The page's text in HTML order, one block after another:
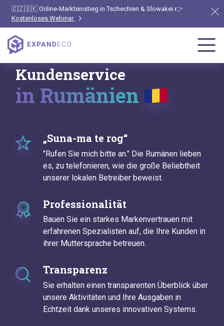
🇨🇿🇸🇰 Online-Markteinstieg in Tschechien & Slowakei 👉
Kostenloses Webinar
Kundenservice
in Rumänien
„Suna-ma te rog“
"Rufen Sie mich bitte an." Die Rumänen lieben
es, zu telefonieren, wie die große Beliebtheit
unserer lokalen Betreiber beweist.
Professionalität
Bauen Sie ein starkes Markenvertrauen mit
erfahrenen Spezialisten auf, die Ihre Kunden in
ihrer Muttersprache betreuen.
Transparenz
Sie erhalten einen transparenten Überblick über
unsere Aktivitäten und Ihre Ausgaben in
Echtzeit dank unseres innovativen Systems.